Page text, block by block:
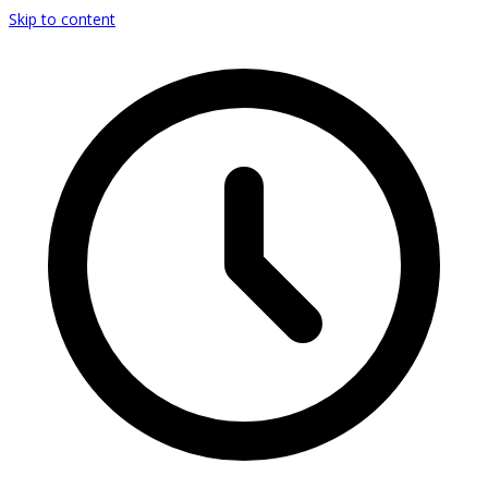
Skip to content